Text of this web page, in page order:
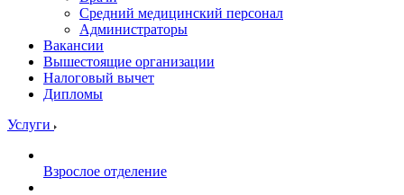
Средний медицинский персонал
Администраторы
Вакансии
Вышестоящие организации
Налоговый вычет
Дипломы
Услуги
Взрослое отделение